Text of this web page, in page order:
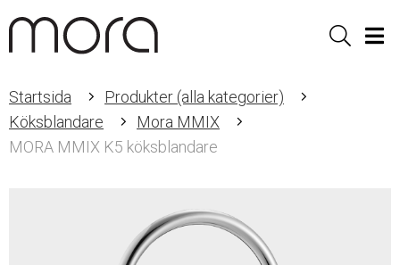
Sök
Startsida
Produkter (alla kategorier)
Köksblandare
Mora MMIX
MORA MMIX K5 köksblandare